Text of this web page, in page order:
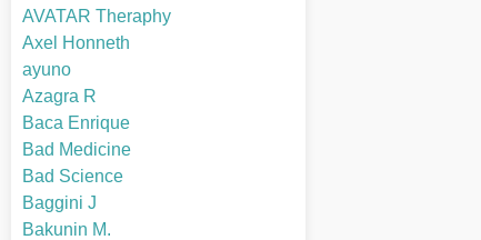
AVATAR Theraphy
Axel Honneth
ayuno
Azagra R
Baca Enrique
Bad Medicine
Bad Science
Baggini J
Bakunin M.